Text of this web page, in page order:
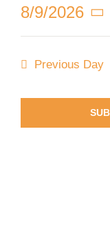
8/9/2026
Select
Previous Day